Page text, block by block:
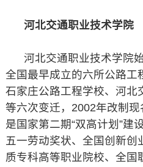
河北交通职业技术学院
河北交通职业技术学院
全国最早成立的六所公路工
石家庄公路工程学校、河北
等六次变迁，2002年改制现
是国家第二期“双高计划”建
五一劳动奖状、全国创新创
质专科高等职业院校、全国